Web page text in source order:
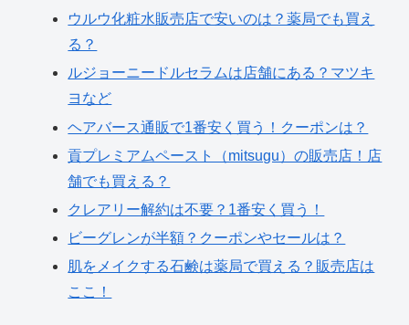
ウルウ化粧水販売店で安いのは？薬局でも買え
る？
ルジョーニードルセラムは店舗にある？マツキ
ヨなど
ヘアバース通販で1番安く買う！クーポンは？
貢プレミアムペースト（mitsugu）の販売店！店
舗でも買える？
クレアリー解約は不要？1番安く買う！
ビーグレンが半額？クーポンやセールは？
肌をメイクする石鹸は薬局で買える？販売店は
ここ！